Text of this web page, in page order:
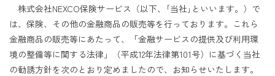
株式会社NEXCO保険サービス（以下、｢当社｣といいます。）で
は、保険、その他の金融商品の販売等を行っております。これら
金融商品の販売等にあたって、「金融サービスの提供及び利用環
境の整備等に関する法律」（平成12年法律第101号）に基づく当社
の勧誘方針を次のとおり定めましたので、お知らせいたします。